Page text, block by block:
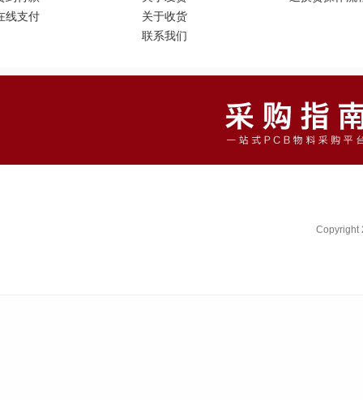
线支付
关于收货
联系我们
Copyright